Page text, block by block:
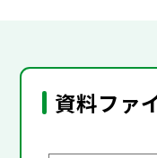
資料ファ